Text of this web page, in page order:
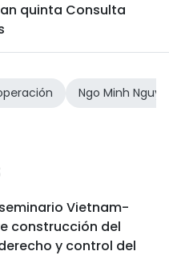
quinta Consulta
Ngo Minh
Vietnam-
construcción del
y control del